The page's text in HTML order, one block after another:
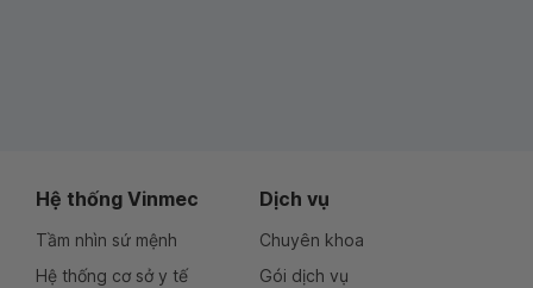
Hệ thống Vinmec
Tầm nhìn sứ mệnh
Hệ thống cơ sở y tế
Dịch vụ
Chuyên khoa
Gói dịch vụ